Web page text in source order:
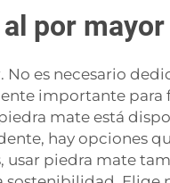
por mayor
es necesario
importante para
mate está
hay opciones
piedra mate